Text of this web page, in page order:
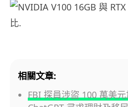
相關文章:
FBI 探員涉盜 100 萬美